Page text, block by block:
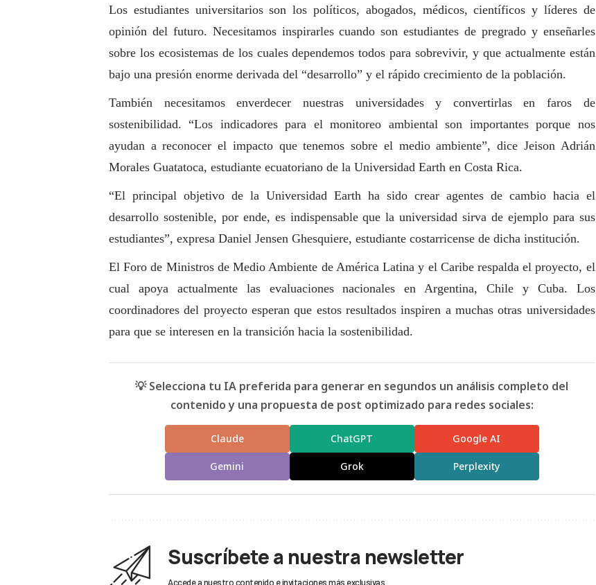
Los estudiantes universitarios son los políticos, abogados, médicos, científicos y líderes de
opinión del futuro. Necesitamos inspirarles cuando son estudiantes de pregrado y enseñarles
sobre los ecosistemas de los cuales dependemos todos para sobrevivir, y que actualmente están
bajo una presión enorme derivada del “desarrollo” y el rápido crecimiento de la población.
También necesitamos enverdecer nuestras universidades y convertirlas en faros de
sostenibilidad. “Los indicadores para el monitoreo ambiental son importantes porque nos
ayudan a reconocer el impacto que tenemos sobre el medio ambiente”, dice Jeison Adrián
Morales Guatatoca, estudiante ecuatoriano de la Universidad Earth en Costa Rica.
“El principal objetivo de la Universidad Earth ha sido crear agentes de cambio hacia el
desarrollo sostenible, por ende, es indispensable que la universidad sirva de ejemplo para sus
estudiantes”, expresa Daniel Jensen Ghesquiere, estudiante costarricense de dicha institución.
ElForo de Ministros de Medio Ambiente de América Latina y el Cariberespalda el proyecto, el
cual apoya actualmente las evaluaciones nacionales en Argentina, Chile y Cuba. Los
coordinadores del proyecto esperan que estos resultados inspiren a muchas otras universidades
para que se interesen en la transición hacia la sostenibilidad.
💡 Selecciona tu IA preferida para generar en segundos un análisis completo del
contenido y una propuesta de post optimizado para redes sociales:
Claude ChatGPT Google AI
Gemini Grok Perplexity
Suscríbete a nuestra newsletter
Accede a nuestro contenido e invitaciones más exclusivas.